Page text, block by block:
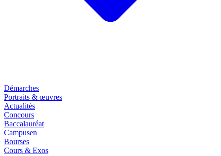
Démarches
Portraits & œuvres
Actualités
Concours
Baccalauréat
Campusen
Bourses
Cours & Exos